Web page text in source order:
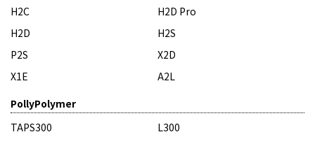
H2C
H2D Pro
H2D
H2S
P2S
X2D
X1E
A2L
PollyPolymer
TAPS300
L300